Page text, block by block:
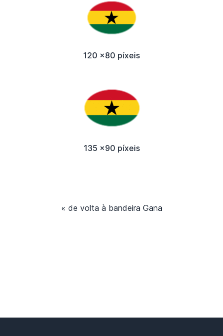
120 x80 píxeis
135 x90 píxeis
« de volta à bandeira Gana